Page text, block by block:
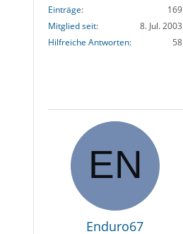
Einträge
169
Mitglied seit
8. Jul. 2003
Hilfreiche Antworten
58
Enduro67